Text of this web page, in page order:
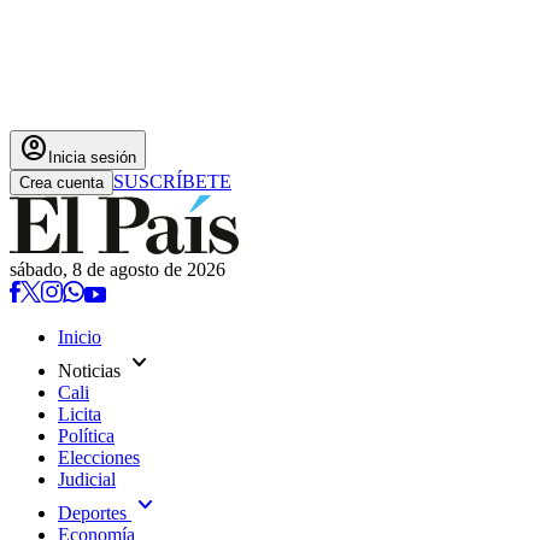
account_circle Inicia sesión
Crea cuenta SUSCRÍBETE
sábado, 8 de agosto de 2026
Inicio
Noticias expand_more
Cali
Licita
Política
Elecciones
Judicial
Deportes expand_more
Economía